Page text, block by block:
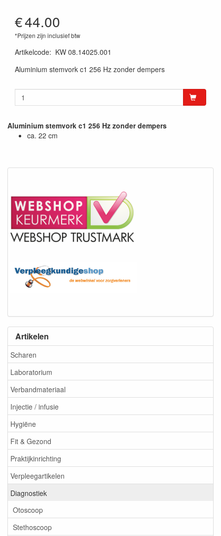
Artikelen
Scharen
Laboratorium
Verbandmateriaal
Injectie / infusie
Hygiëne
Fit & Gezond
Praktijkinrichting
Verpleegartikelen
Diagnostiek
Otoscoop
Stethoscoop
€44.00
*Prijzen zijn inclusief btw
Artikelcode: KW 08.14025.001
Aluminium stemvork c1 256 Hz zonder dempers
Aluminium stemvork c1 256 Hz zonder dempers
ca. 22 cm